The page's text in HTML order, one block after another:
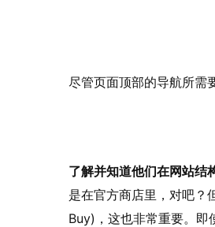
尽管页面顶部的导航所需
了解并知道他们在网站结
是在官方商店里，对吧？
Buy)，这也非常重要。即